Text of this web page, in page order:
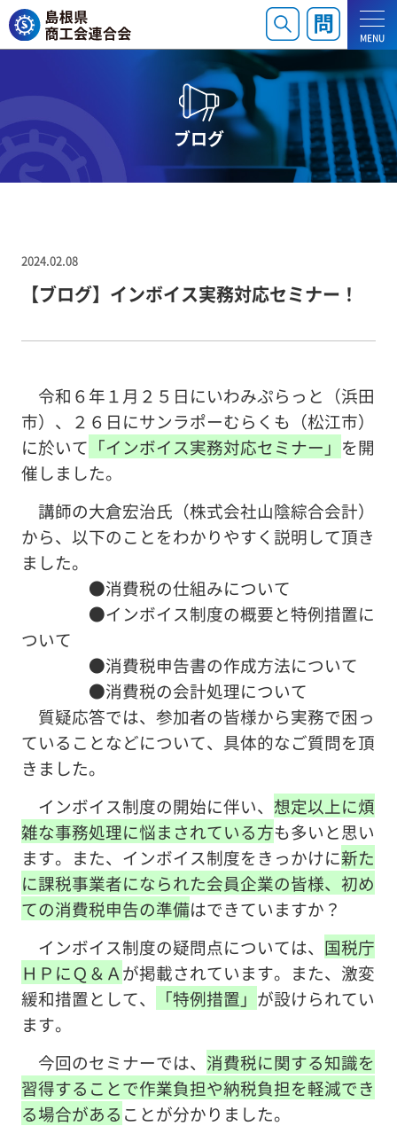
MENU
ブログ
2024.02.08
【ブログ】インボイス実務対応セミナー！
令和６年１月２５日にいわみぷらっと（浜田
市）、２６日にサンラポーむらくも（松江市）
に於いて 「インボイス実務対応セミナー」 を開
催しました。
講師の大倉宏治氏（株式会社山陰綜合会計）
から、以下のことをわかりやすく説明して頂き
ました。
●消費税の仕組みについて
●インボイス制度の概要と特例措置に
ついて
●消費税申告書の作成方法について
●消費税の会計処理について
質疑応答では、参加者の皆様から実務で困っ
ていることなどについて、具体的なご質問を頂
きました。
インボイス制度の開始に伴い、 想定以上に煩
雑な事務処理に悩まされている方も多いと思い
ます。また、インボイス制度をきっかけに新た
に課税事業者になられた会員企業の皆様、初め
ての消費税申告の準備はできていますか？
インボイス制度の疑問点については、 国税庁
ＨＰにＱ＆Ａが掲載されています。また、激変
緩和措置として、
「特例措置」 が設けられてい
ます。
今回のセミナーでは、 消費税に関する知識を
習得することで作業負担や納税負担を軽減でき
る場合がある ことが分かりました。